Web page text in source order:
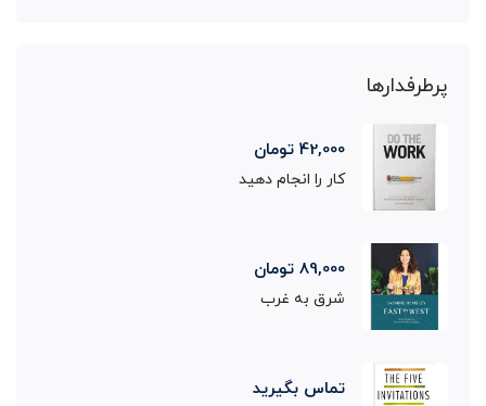
پرطرفدارها
42,000 تومان
کار را انجام دهید
89,000 تومان
شرق به غرب
تماس بگیرید